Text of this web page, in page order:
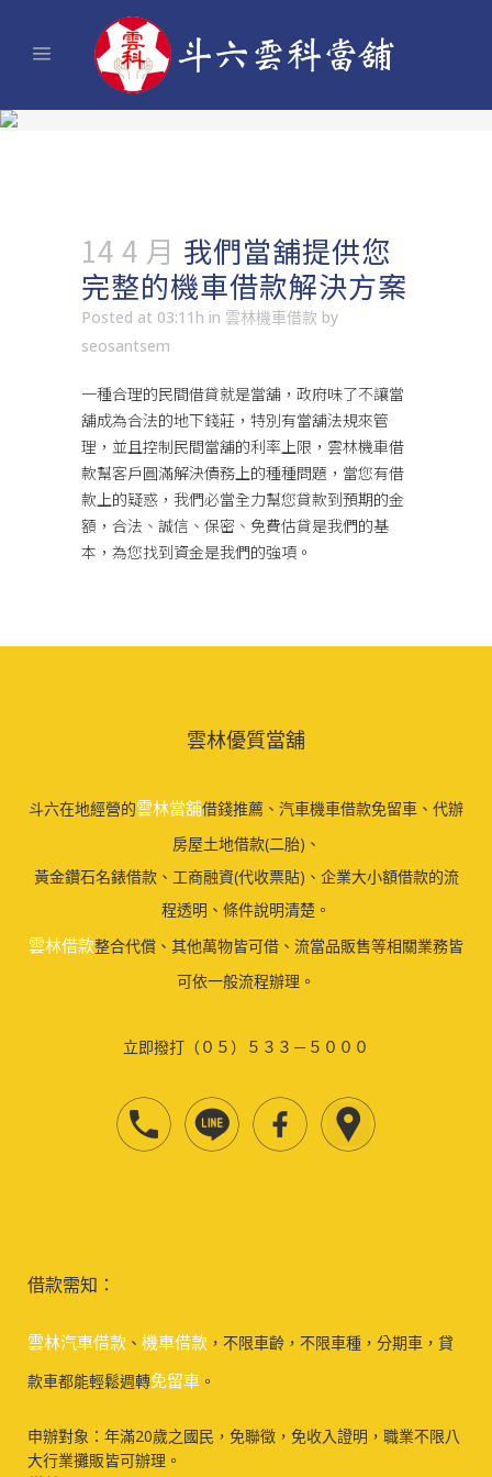
14 4 月 我們當舖提供您
完整的機車借款解決方案
Posted at 03:11h in 雲林機車借款 by
seosantsem
一種合理的民間借貸就是當舖，政府味了不讓當
舖成為合法的地下錢莊，特別有當舖法規來管
理，並且控制民間當舖的利率上限， 雲林機車借
款幫客戶圓滿解決債務上的種種問題，當您有借
款上的疑惑，我們必當全力幫您貸款到預期的金
額，合法、誠信、保密、免費估貸是我們的基
本，為您找到資金是我們的強項。
雲林優質當舖
斗六在地經營的雲林當舖借錢推薦、汽車機車借款免留車、代辦
房屋土地借款(二胎)、
黃金鑽石名錶借款、工商融資(代收票貼)、企業大小額借款的流
程透明、條件說明清楚。
雲林借款整合代償、其他萬物皆可借、流當品販售等相關業務皆
可依一般流程辦理。
立即撥打（０５）５３３－５０００
借款需知：
雲林汽車借款 、 機車借款 ，不限車齡，不限車種，分期車，貸
款車都能輕鬆週轉免留車 。
申辦對象：年滿20歲之國民，免聯徵，免收入證明，職業不限八
大行業攤販皆可辦理。